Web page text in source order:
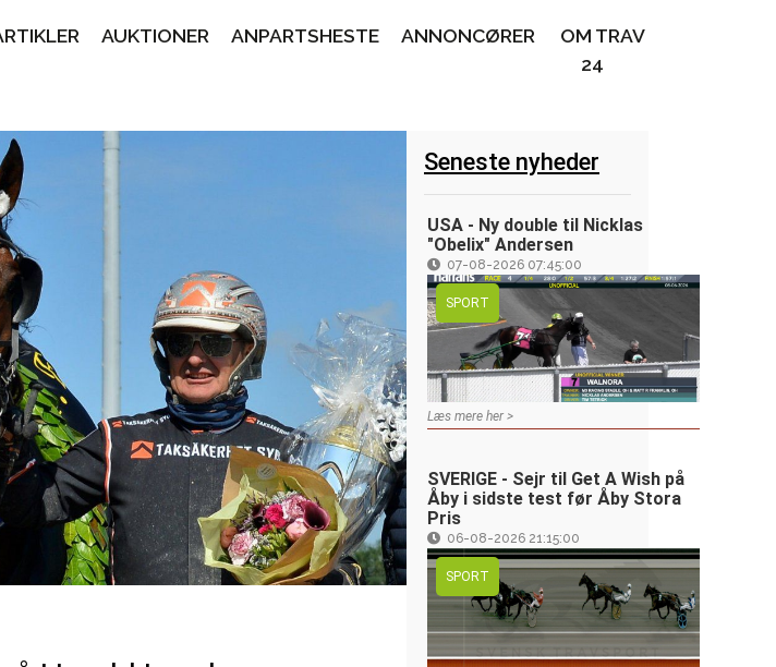
Seneste nyheder
USA - Ny double til Nicklas
"Obelix" Andersen
07-08-2026 07:45:00
SPORT
Læs mere her >
SVERIGE - Sejr til Get A Wish på
Åby i sidste test før Åby Stora
Pris
06-08-2026 21:15:00
SPORT
AUKTIONER ANPARTSHESTE ANNONCØRER
OM TRAV
24